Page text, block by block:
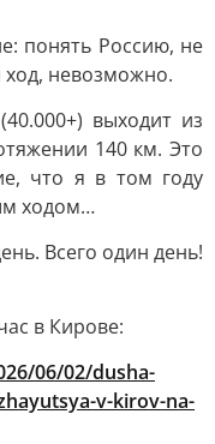
понять Россию, не
ход, невозможно.
выходит из
140 км. Это
что я в том году
ходом…
Всего один день!
в Кирове:
06/02/dusha-
v-kirov-na-